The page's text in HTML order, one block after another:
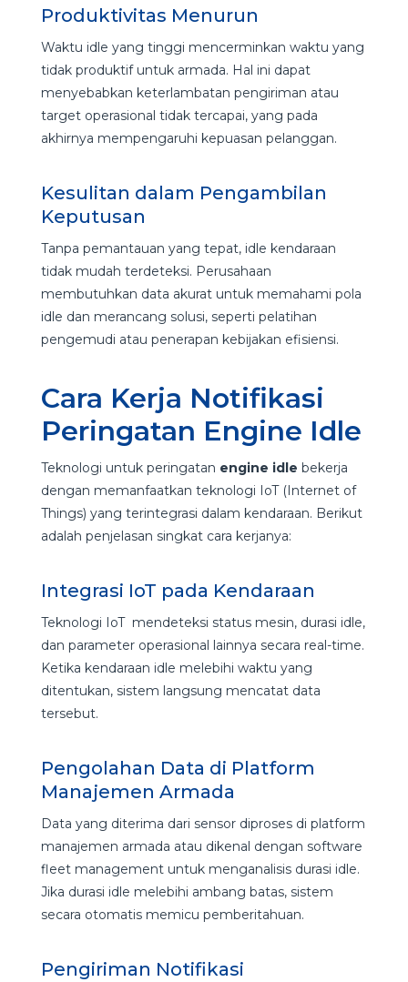
Produktivitas Menurun
Waktu idle yang tinggi mencerminkan waktu yang
tidak produktif untuk armada. Hal ini dapat
menyebabkan keterlambatan pengiriman atau
target operasional tidak tercapai, yang pada
akhirnya mempengaruhi kepuasan pelanggan.
Kesulitan dalam Pengambilan
Keputusan
Tanpa pemantauan yang tepat, idle kendaraan
tidak mudah terdeteksi. Perusahaan
membutuhkan data akurat untuk memahami pola
idle dan merancang solusi, seperti pelatihan
pengemudi atau penerapan kebijakan efisiensi.
Cara Kerja Notifikasi
Peringatan Engine Idle
Teknologi untuk peringatan engine idle bekerja
dengan memanfaatkan teknologi IoT (Internet of
Things) yang terintegrasi dalam kendaraan. Berikut
adalah penjelasan singkat cara kerjanya:
Integrasi IoT pada Kendaraan
Teknologi IoT mendeteksi status mesin, durasi idle,
dan parameter operasional lainnya secara real-time.
Ketika kendaraan idle melebihi waktu yang
ditentukan, sistem langsung mencatat data
tersebut.
Pengolahan Data di Platform
Manajemen Armada
Data yang diterima dari sensor diproses di platform
manajemen armada atau dikenal dengan software
fleet management untuk menganalisis durasi idle.
Jika durasi idle melebihi ambang batas, sistem
secara otomatis memicu pemberitahuan.
Pengiriman Notifikasi